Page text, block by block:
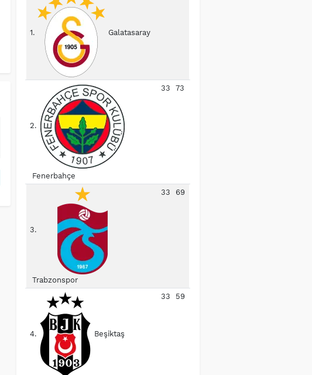
1. Galatasaray
2.
Fenerbahçe
33 73
3.
Trabzonspor
33 69
4. Beşiktaş
33 59